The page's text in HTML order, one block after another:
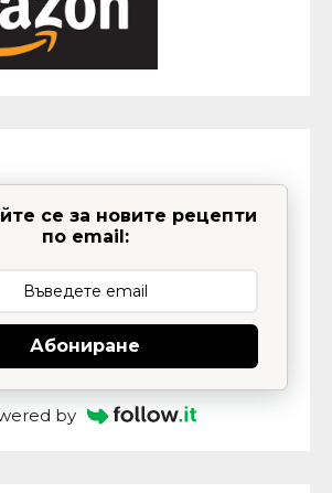
се за новите рецепти
по email:
Абониране
by